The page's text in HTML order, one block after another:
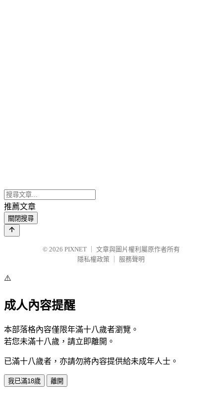
推薦文章
關閉搜尋
© 2026 PIXNET
文章與圖片權利屬原作者所有
隱私權政策
服務聲明
⚠️
成人內容提醒
本部落格內容僅限年滿十八歲者瀏覽。
若您未滿十八歲，請立即離開。
已滿十八歲者，亦請勿將內容提供給未成年人士。
我已滿18歲 離開